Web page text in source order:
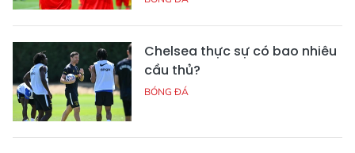
Chelsea thực sự có bao nhiêu
cầu thủ?
BÓNG ĐÁ